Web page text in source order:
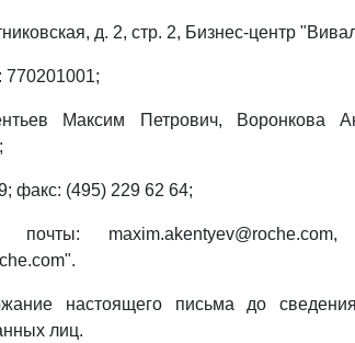
д. 2, стр. 2, Бизнес-центр
Максим Петрович, Воронкова
факс: (495) 229 62 64;
maxim.akentyev@roche.com,
настоящего письма до
лиц.